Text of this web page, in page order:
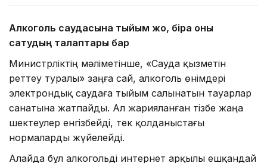
Алкоголь саудасына тыйым жоқ, бірақ оны
сатудың талаптары бар
Министрліктің мәліметінше, «Сауда қызметін
реттеу туралы» заңға сай, алкоголь өнімдері
электрондық саудаға тыйым салынатын тауарлар
санатына жатпайды. Ал жарияланған тізбе жаңа
шектеулер енгізбейді, тек қолданыстағы
нормаларды жүйелейді.
Алайда бұл алкогольді интернет арқылы ешқандай